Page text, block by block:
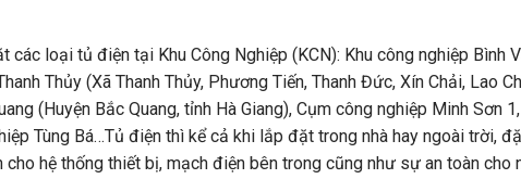
loại tủ điện tại Khu Công Nghiệp (KCN): Khu công nghiệp Bình
Thủy (Xã Thanh Thủy, Phương Tiến, Thanh Đức, Xín Chải, Lao
(Huyện Bắc Quang, tỉnh Hà Giang), Cụm công nghiệp Minh Sơn
Tùng Bá…Tủ điện thì kể cả khi lắp đặt trong nhà hay ngoài trời,
hệ thống thiết bị, mạch điện bên trong cũng như sự an toàn cho